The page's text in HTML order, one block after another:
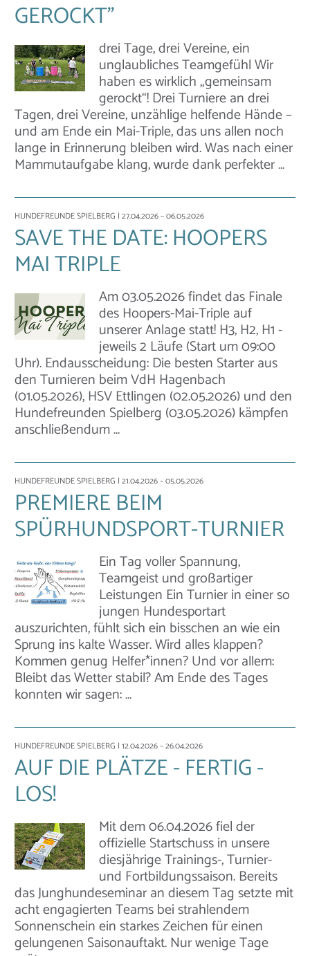
GEROCKT"
drei Tage, drei Vereine, ein
unglaubliches Teamgefühl Wir
haben es wirklich „gemeinsam
gerockt“! Drei Turniere an drei
Tagen, drei Vereine, unzählige helfende Hände –
und am Ende ein Mai-Triple, das uns allen noch
lange in Erinnerung bleiben wird. Was nach einer
Mammutaufgabe klang, wurde dank perfekter …
HUNDEFREUNDE SPIELBERG | 27.04.2026 – 06.05.2026
SAVE THE DATE: HOOPERS
MAI TRIPLE
Am 03.05.2026 findet das Finale
des Hoopers-Mai-Triple auf
unserer Anlage statt! H3, H2, H1 -
jeweils 2 Läufe (Start um 09:00
Uhr). Endausscheidung: Die besten Starter aus
den Turnieren beim VdH Hagenbach
(01.05.2026), HSV Ettlingen (02.05.2026) und den
Hundefreunden Spielberg (03.05.2026) kämpfen
anschließendum …
HUNDEFREUNDE SPIELBERG | 21.04.2026 – 05.05.2026
PREMIERE BEIM
SPÜRHUNDSPORT-TURNIER
Ein Tag voller Spannung,
Teamgeist und großartiger
Leistungen Ein Turnier in einer so
jungen Hundesportart
auszurichten, fühlt sich ein bisschen an wie ein
Sprung ins kalte Wasser. Wird alles klappen?
Kommen genug Helfer*innen? Und vor allem:
Bleibt das Wetter stabil? Am Ende des Tages
konnten wir sagen: …
HUNDEFREUNDE SPIELBERG | 12.04.2026 – 26.04.2026
AUF DIE PLÄTZE - FERTIG -
LOS!
Mit dem 06.04.2026 fiel der
offizielle Startschuss in unsere
diesjährige Trainings-, Turnier-
und Fortbildungssaison. Bereits
das Junghundeseminar an diesem Tag setzte mit
acht engagierten Teams bei strahlendem
Sonnenschein ein starkes Zeichen für einen
gelungenen Saisonauftakt. Nur wenige Tage